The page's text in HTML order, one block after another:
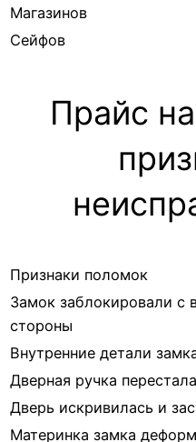
Магазинов
Сейфов
Прайс
Признаки поломок
Замок заблокировали с
стороны
Внутренние детали
Дверная ручка
Дверь искривилась и
Материнка замка